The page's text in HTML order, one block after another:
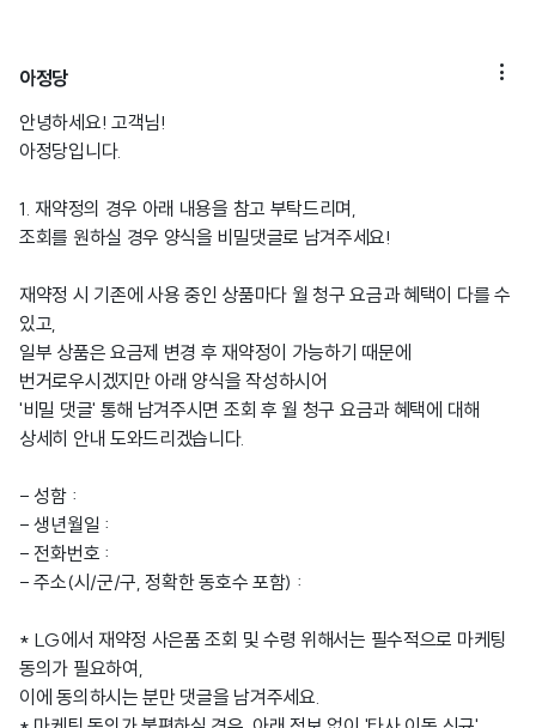
아정당 
안녕하세요! 고객님!
아정당입니다.
1. 재약정의 경우 아래 내용을 참고 부탁드리며,
조회를 원하실 경우 양식을 비밀댓글로 남겨주세요!
재약정 시 기존에 사용 중인 상품마다 월 청구 요금과 혜택이 다를 수
있고,
일부 상품은 요금제 변경 후 재약정이 가능하기 때문에
번거로우시겠지만 아래 양식을 작성하시어
'비밀 댓글' 통해 남겨주시면 조회 후 월 청구 요금과 혜택에 대해
상세히 안내 도와드리겠습니다.
- 성함 :
- 생년월일 :
- 전화번호 :
- 주소(시/군/구, 정확한 동호수 포함) :
* LG에서 재약정 사은품 조회 및 수령 위해서는 필수적으로 마케팅
동의가 필요하여,
이에 동의하시는 분만 댓글을 남겨주세요.